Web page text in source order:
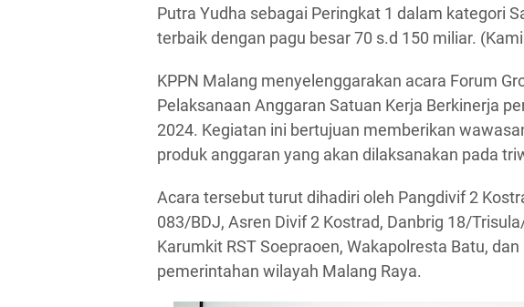
Putra Yudha sebagai Peringkat 1 dalam kategori
terbaik dengan pagu besar 70 s.d 150 miliar.
KPPN Malang menyelenggarakan acara Forum
Pelaksanaan Anggaran Satuan Kerja Berkinerja
2024. Kegiatan ini bertujuan memberikan
produk anggaran yang akan dilaksanakan pada
Acara tersebut turut dihadiri oleh Pangdivif 2
083/BDJ, Asren Divif 2 Kostrad, Danbrig 18/
Karumkit RST Soepraoen, Wakapolresta Batu,
pemerintahan wilayah Malang Raya.